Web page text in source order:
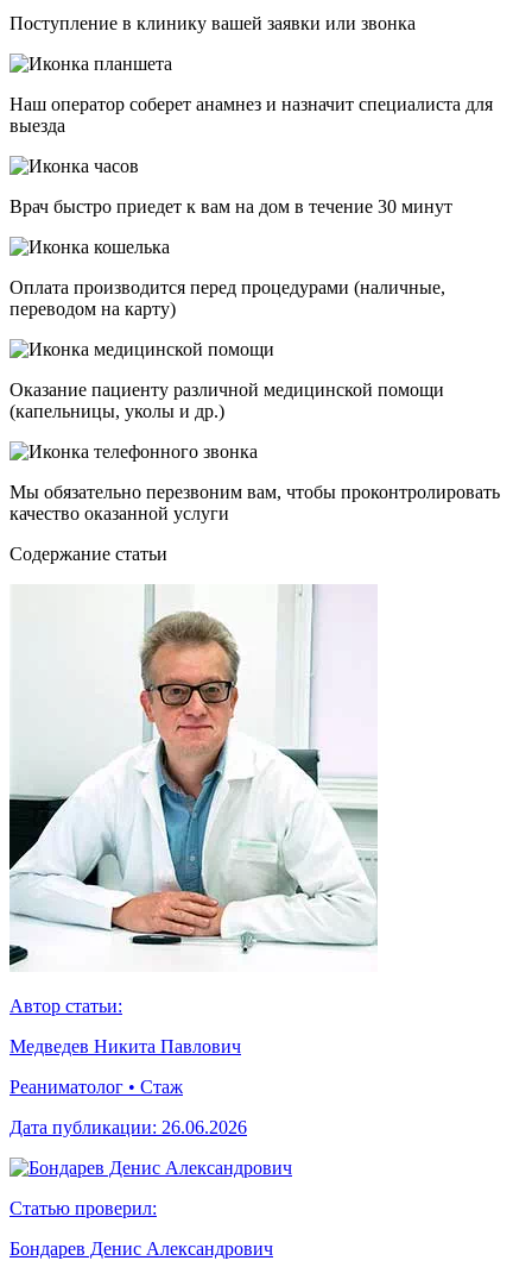
Поступление в клинику вашей заявки или звонка
Наш оператор соберет анамнез и назначит специалиста для
выезда
Врач быстро приедет к вам на дом в течение 30 минут
Оплата производится перед процедурами (наличные,
переводом на карту)
Оказание пациенту различной медицинской помощи
(капельницы, уколы и др.)
Мы обязательно перезвоним вам, чтобы проконтролировать
качество оказанной услуги
Cодержание статьи
Автор статьи:
Медведев Никита Павлович
Реаниматолог • Стаж
Дата публикации: 26.06.2026
Статью проверил:
Бондарев Денис Александрович